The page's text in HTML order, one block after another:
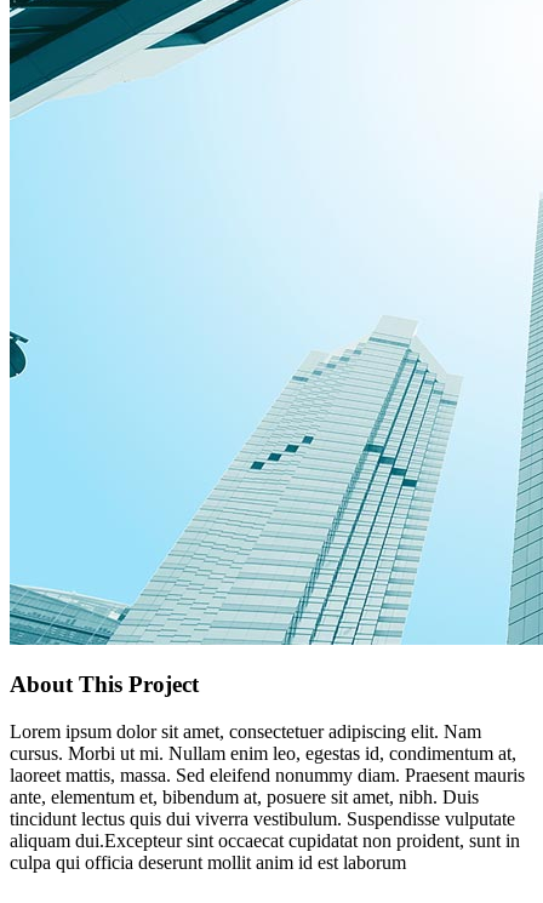
About This Project
Lorem ipsum dolor sit amet, consectetuer adipiscing elit. Nam
cursus. Morbi ut mi. Nullam enim leo, egestas id, condimentum at,
laoreet mattis, massa. Sed eleifend nonummy diam. Praesent mauris
ante, elementum et, bibendum at, posuere sit amet, nibh. Duis
tincidunt lectus quis dui viverra vestibulum. Suspendisse vulputate
aliquam dui.Excepteur sint occaecat cupidatat non proident, sunt in
culpa qui officia deserunt mollit anim id est laborum